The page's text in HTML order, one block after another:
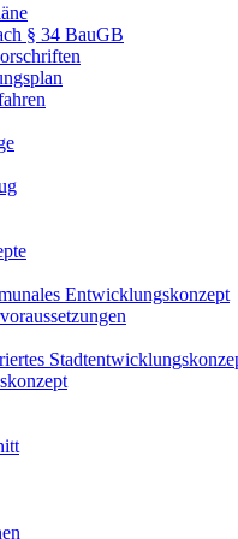
§ 34 BauGB
Entwicklungskonzept